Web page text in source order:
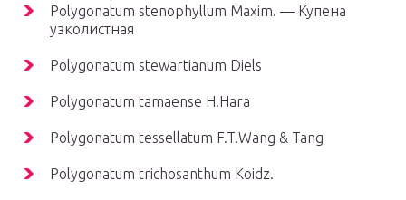
Polygonatum stenophyllum Maxim. — Купена
узколистная
Polygonatum stewartianum Diels
Polygonatum tamaense H.Hara
Polygonatum tessellatum F.T.Wang & Tang
Polygonatum trichosanthum Koidz.